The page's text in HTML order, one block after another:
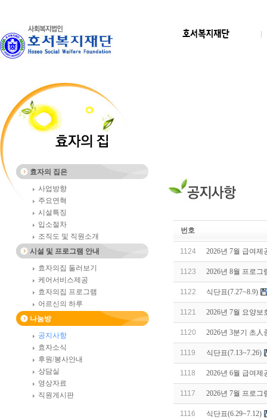
효자의 집은
사업방향
주요연혁
시설특징
입소절차
조직도 및 직원소개
시설 및 프로그램 안내
효자의집 둘러보기
케어서비스제공
효자의집 프로그램
어르신의 하루
나눔방
공지사항
효자소식
후원/봉사안내
상담실
영상자료
직원게시판
번호
1124 2026년 7월 급여제
1123 2026년 8월 프로
1122 식단표(7.27~8.9)
1121 2026년 7월 요양보
1120 2026년 3분기 초人
1119 식단표(7.13~7.26)
1118 2026년 6월 급여제
1117 2026년 7월 프로
1116 식단표(6.29~7.12)